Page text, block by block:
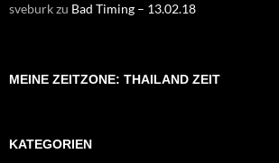
sveburkzu Bad Timing – 13.02.18
MEINE ZEITZONE: THAILAND ZEIT
KATEGORIEN